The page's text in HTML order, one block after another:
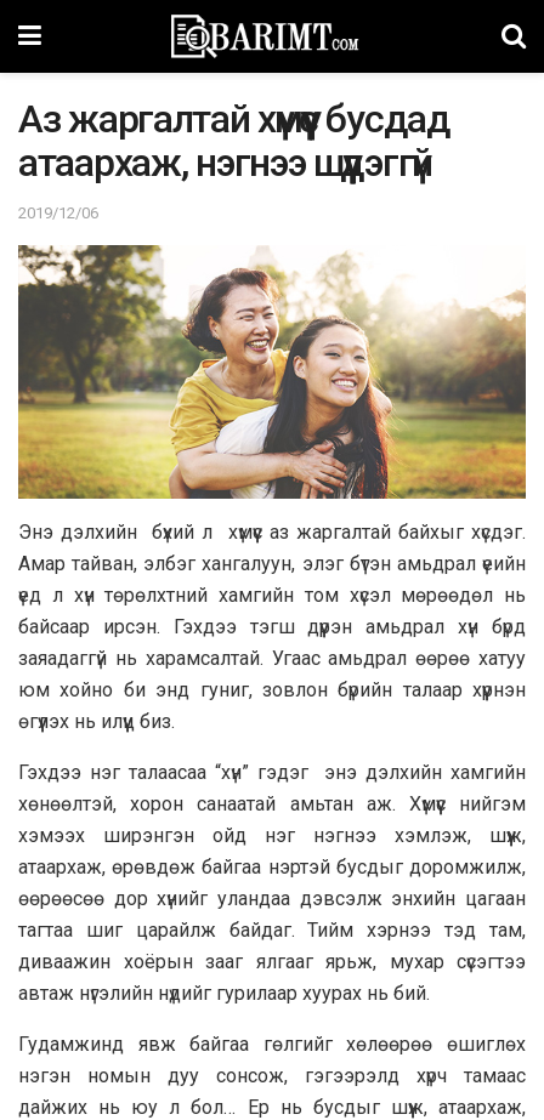
Аз жаргалтай хүмүүс бусдад
атаархаж, нэгнээ шүүдэггүй
2019/12/06
Энэ дэлхийн бүхий л хүмүүс аз жаргалтай байхыг хүсдэг.
Амар тайван, элбэг хангалуун, элэг бүтэн амьдрал үеийн
үед л хүн төрөлхтний хамгийн том хүсэл мөрөөдөл нь
байсаар ирсэн. Гэхдээ тэгш дүүрэн амьдрал хүн бүрд
заяадаггүй нь харамсалтай. Угаас амьдрал өөрөө хатуу
юм хойно би энд гуниг, зовлон бүрийн талаар хүүрнэн
өгүүлэх нь илүүц биз.
Гэхдээ нэг талаасаа “хүн” гэдэг энэ дэлхийн хамгийн
хөнөөлтэй, хорон санаатай амьтан аж. Хүмүүс нийгэм
хэмээх ширэнгэн ойд нэг нэгнээ хэмлэж, шүүж,
атаархаж, өрөвдөж байгаа нэртэй бусдыг доромжилж,
өөрөөсөө дор хүнийг уландаа дэвсэлж энхийн цагаан
тагтаа шиг царайлж байдаг. Тийм хэрнээ тэд там,
диваажин хоёрын зааг ялгааг ярьж, мухар сүсэгтээ
автаж нүгэлийн нүдийг гурилаар хуурах нь бий.
Гудамжинд явж байгаа гөлгийг хөлөөрөө өшиглөх
нэгэн номын дуу сонсож, гэгээрэлд хүрч тамаас
дайжих нь юу л бол… Ер нь бусдыг шүүж, атаархаж,